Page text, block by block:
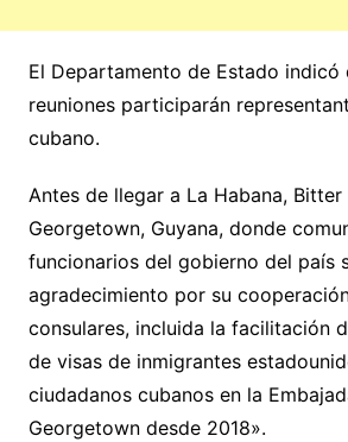
El Departamento de Estado indicó
reuniones participarán
cubano.
Antes de llegar a La Habana, Bitter
Georgetown, Guyana, donde
funcionarios del gobierno del país
agradecimiento por su
consulares, incluida la facilitación
de visas de inmigrantes
ciudadanos cubanos en la
Georgetown desde 2018».